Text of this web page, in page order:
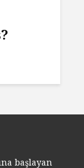
başlayan